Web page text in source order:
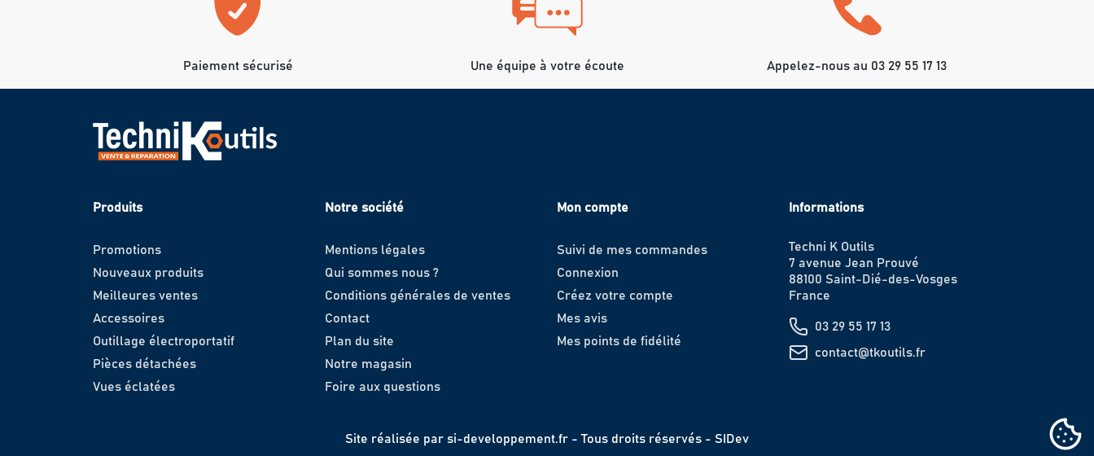
Paiement sécurisé Une équipe à votre écoute Appelez-nous au 03 29 55 17 13
Produits
Promotions
Nouveaux produits
Meilleures ventes
Accessoires
Outillage électroportatif
Pièces détachées
Vues éclatées
Notre société
Mentions légales
Qui sommes nous ?
Conditions générales de ventes
Contact
Plan du site
Notre magasin
Foire aux questions
Mon compte
Suivi de mes commandes
Connexion
Créez votre compte
Mes avis
Mes points de fidélité
Informations
Techni K Outils
7 avenue Jean Prouvé
88100 Saint-Dié-des-Vosges
France
03 29 55 17 13
contact@tkoutils.fr
Site réalisée par si-developpement.fr - Tous droits réservés - SIDev